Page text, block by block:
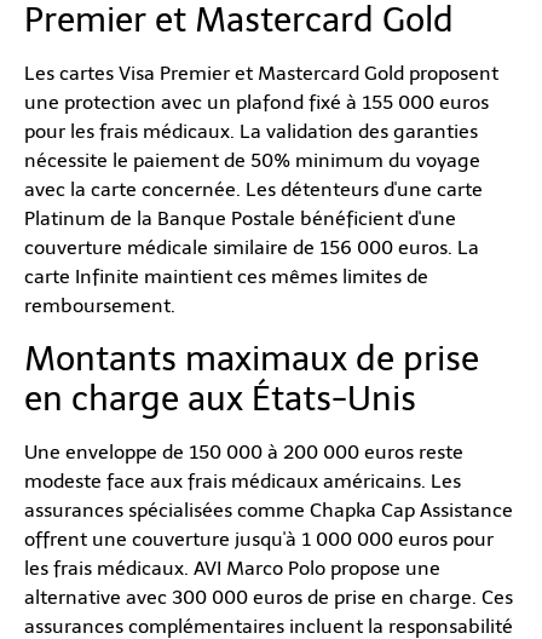
Premier et Mastercard Gold
Les cartes Visa Premier et Mastercard Gold proposent
une protection avec un plafond fixé à 155 000 euros
pour les frais médicaux. La validation des garanties
nécessite le paiement de 50% minimum du voyage
avec la carte concernée. Les détenteurs d'une carte
Platinum de la Banque Postale bénéficient d'une
couverture médicale similaire de 156 000 euros. La
carte Infinite maintient ces mêmes limites de
remboursement.
Montants maximaux de prise
en charge aux États-Unis
Une enveloppe de 150 000 à 200 000 euros reste
modeste face aux frais médicaux américains. Les
assurances spécialisées comme Chapka Cap Assistance
offrent une couverture jusqu'à 1 000 000 euros pour
les frais médicaux. AVI Marco Polo propose une
alternative avec 300 000 euros de prise en charge. Ces
assurances complémentaires incluent la responsabilité